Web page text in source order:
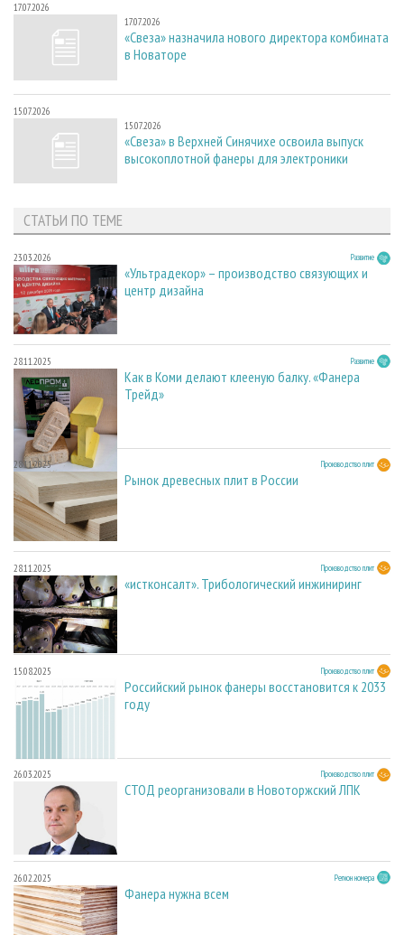
17.07.2026
17.07.2026
«Свеза» назначила нового директора комбината
в Новаторе
15.07.2026
15.07.2026
«Свеза» в Верхней Синячихе освоила выпуск
высокоплотной фанеры для электроники
СТАТЬИ ПО ТЕМЕ
23.03.2026 Развитие
«Ультрадекор» – производство связующих и
центр дизайна
28.11.2025 Развитие
Как в Коми делают клееную балку. «Фанера
Трейд»
28.11.2025 Производство плит
Рынок древесных плит в России
28.11.2025 Производство плит
«истконсалт». Трибологический инжиниринг
15.08.2025 Производство плит
Российский рынок фанеры восстановится к 2033
году
26.03.2025 Производство плит
СТОД реорганизовали в Новоторжский ЛПК
26.02.2025 Регион номера
Фанера нужна всем